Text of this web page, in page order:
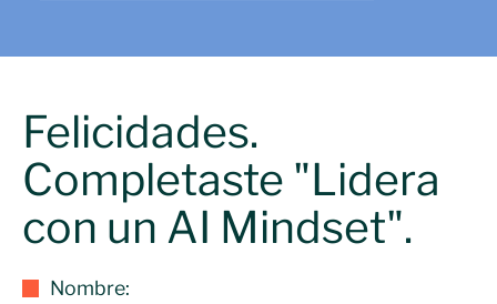
Felicidades.
Completaste "Lidera
con un AI Mindset".
Nombre: